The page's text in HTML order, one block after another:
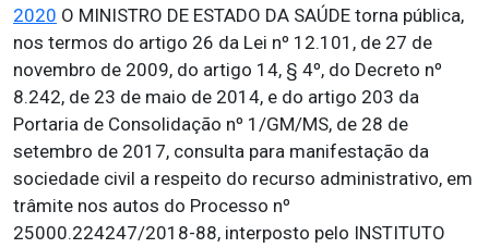
2020 O MINISTRO DE ESTADO DA SAÚDE torna pública,
nos termos do artigo 26 da Lei nº 12.101, de 27 de
novembro de 2009, do artigo 14, § 4º, do Decreto nº
8.242, de 23 de maio de 2014, e do artigo 203 da
Portaria de Consolidação nº 1/GM/MS, de 28 de
setembro de 2017, consulta para manifestação da
sociedade civil a respeito do recurso administrativo, em
trâmite nos autos do Processo nº
25000.224247/2018-88, interposto pelo INSTITUTO